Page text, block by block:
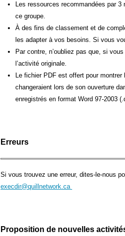
Les ressources recommandées par 3
ce groupe.
À des fins de classement et de
les adapter à vos besoins. Si vous
Par contre, n’oubliez pas que, si
l’activité originale.
Le fichier PDF est offert pour
changeraient lors de son ouverture
enregistrés en format Word 97-2003
Erreurs
Si vous trouvez une erreur, dites-le-nous
execdir@quillnetwork.ca
Proposition de nouvelles